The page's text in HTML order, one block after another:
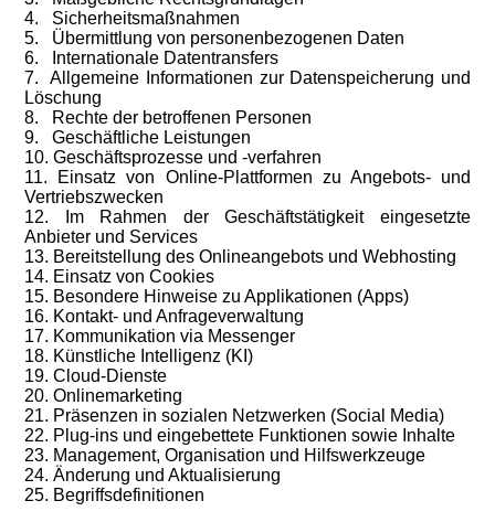
4. Sicherheitsmaßnahmen
5. Übermittlung von personenbezogenen Daten
6. Internationale Datentransfers
7. Allgemeine Informationen zur Datenspeicherung und
Löschung
8. Rechte der betroffenen Personen
9. Geschäftliche Leistungen
10. Geschäftsprozesse und -verfahren
11. Einsatz von Online-Plattformen zu Angebots- und
Vertriebszwecken
12. Im Rahmen der Geschäftstätigkeit eingesetzte
Anbieter und Services
13. Bereitstellung des Onlineangebots und Webhosting
14. Einsatz von Cookies
15. Besondere Hinweise zu Applikationen (Apps)
16. Kontakt- und Anfrageverwaltung
17. Kommunikation via Messenger
18. Künstliche Intelligenz (KI)
19. Cloud-Dienste
20. Onlinemarketing
21. Präsenzen in sozialen Netzwerken (Social Media)
22. Plug-ins und eingebettete Funktionen sowie Inhalte
23. Management, Organisation und Hilfswerkzeuge
24. Änderung und Aktualisierung
25. Begriffsdefinitionen